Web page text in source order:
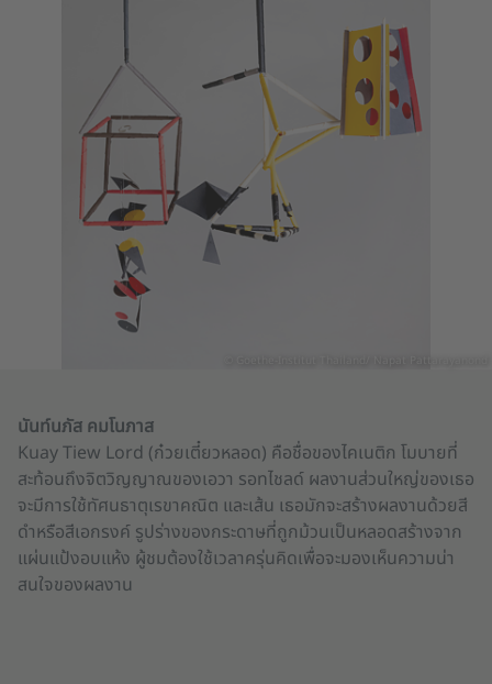
นันท์นภัส คมโนภาส
Kuay Tiew Lord (ก๋วยเตี๋ยวหลอด) คือชื่อของไคเนติก โมบายที่
สะท้อนถึงจิตวิญญาณของเอวา รอทไชลด์ ผลงานส่วนใหญ่ของเธอ
จะมีการใช้ทัศนธาตุเรขาคณิต และเส้น เธอมักจะสร้างผลงานด้วยสี
ดำหรือสีเอกรงค์ รูปร่างของกระดาษที่ถูกม้วนเป็นหลอดสร้างจาก
แผ่นแป้งอบแห้ง ผู้ชมต้องใช้เวลาครุ่นคิดเพื่อจะมองเห็นความน่า
สนใจของผลงาน